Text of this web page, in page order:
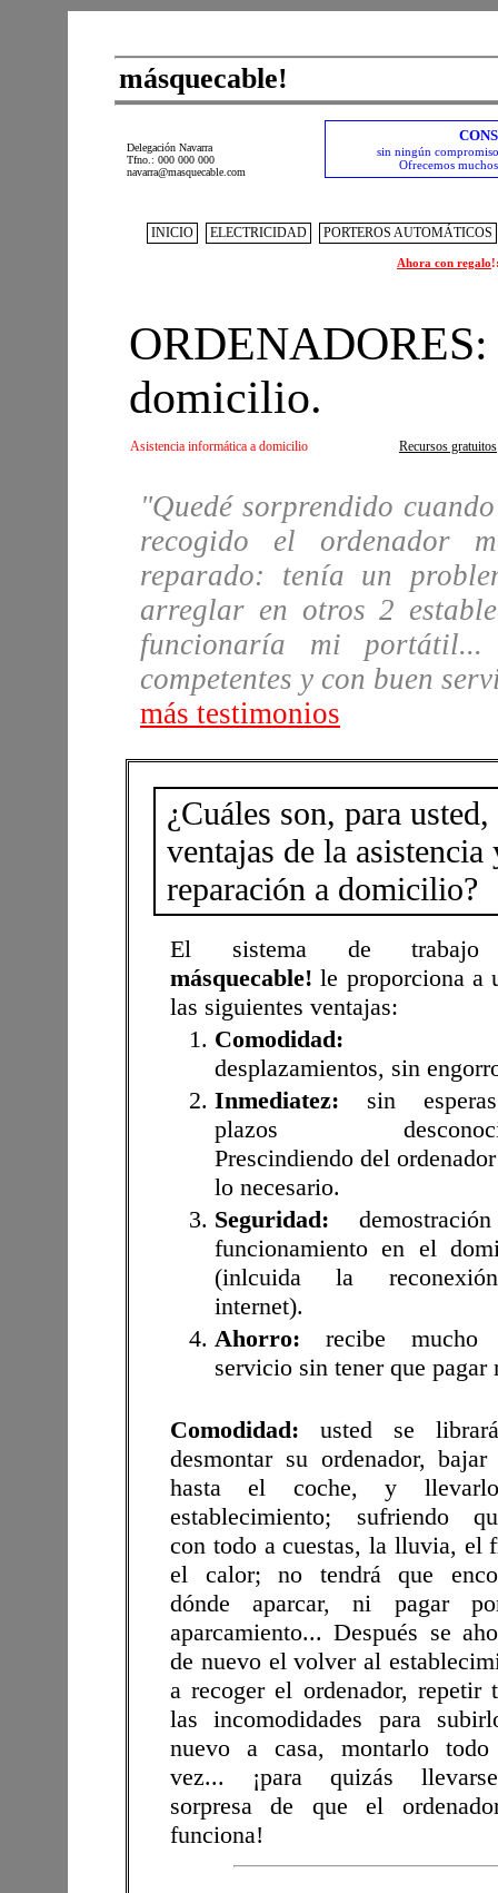
másquecable!
Delegación Navarra
Tfno.: 000 000 000
navarra@masquecable.com
sin ningún
Ofrecemos
INICIO ELECTRICIDAD PORTEROS AUTOMÁTICOS
Ahora con regalo
domicilio.
Asistencia informática a domicilio Recursos gratuitos
"Quedé sorprendido
recogido el ordenador
reparado: tenía un
arreglar en otros 2
funcionaría mi portátil...
competentes y con buen
más testimonios
¿Cuáles son, para usted,
ventajas de la asistencia
reparación a domicilio?
El sistema de
másquecable! le proporciona a
las siguientes ventajas:
Comodidad:
desplazamientos, sin
Inmediatez: sin
plazos
Prescindiendo del
lo necesario.
Seguridad:
funcionamiento en el
(inlcuida la
internet).
Ahorro: recibe mucho
servicio sin tener que pagar
Comodidad: usted se
desmontar su ordenador, bajar
hasta el coche, y
establecimiento; sufriendo
con todo a cuestas, la lluvia, el
el calor; no tendrá que
dónde aparcar, ni pagar
aparcamiento... Después se
de nuevo el volver al
a recoger el ordenador, repetir
las incomodidades para
nuevo a casa, montarlo
vez... ¡para quizás
sorpresa de que el
funciona!